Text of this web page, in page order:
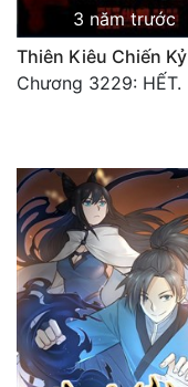
3 năm trước
Thiên Kiêu Chiến Kỷ
Chương 3229: HẾT.